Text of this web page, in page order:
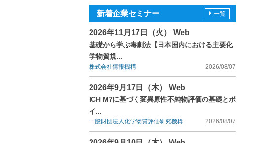
新着企業セミナー
2026年11月17日（火） Web
基礎から学ぶ毒劇法【日本国内における主要化
学物質規...
株式会社情報機構 2026/08/07
2026年9月17日（木） Web
ICH M7に基づく変異原性不純物評価の基礎とポ
イ...
一般財団法人化学物質評価研究機構 2026/08/07
一覧